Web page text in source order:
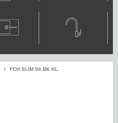
FCH SLIM 94 BK KL